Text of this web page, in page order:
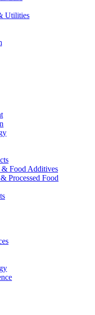
Utilities
& Food Additives
Processed Food